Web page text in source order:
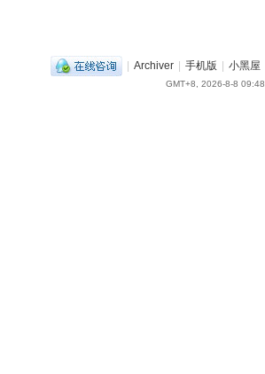
| Archiver | 手机版 | 小黑屋
GMT+8, 2026-8-8 09:48